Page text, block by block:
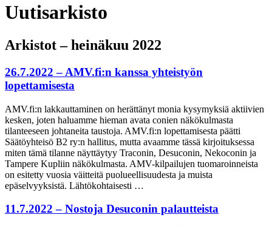
Uutisarkisto
Arkistot – heinäkuu 2022
26.7.2022 – AMV.fi:n kanssa yhteistyön
lopettamisesta
AMV.fi:n lakkauttaminen on herättänyt monia kysymyksiä aktiivien
kesken, joten haluamme hieman avata conien näkökulmasta
tilanteeseen johtaneita taustoja. AMV.fi:n lopettamisesta päätti
Säätöyhteisö B2 ry:n hallitus, mutta avaamme tässä kirjoituksessa
miten tämä tilanne näyttäytyy Traconin, Desuconin, Nekoconin ja
Tampere Kupliin näkökulmasta. AMV-kilpailujen tuomaroinneista
on esitetty vuosia väitteitä puolueellisuudesta ja muista
epäselvyyksistä. Lähtökohtaisesti …
11.7.2022 – Nostoja Desuconin palautteista